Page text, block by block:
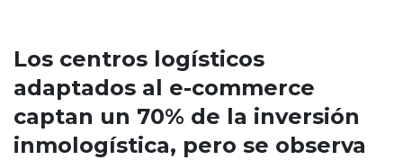
Los centros logísticos
adaptados al e-commerce
captan un 70% de la inversión
inmologística, pero se observa